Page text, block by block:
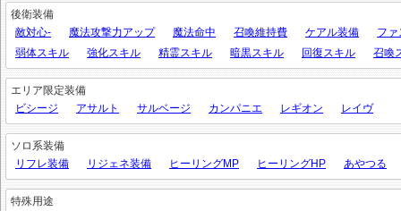
後衛装備
敵対心-
魔法攻撃力アップ 魔法命中 召喚維持費 ケアル装備
フ
弱体スキル
強化スキル 精霊スキル 暗黒スキル 回復スキル 召喚
エリア限定装備
ビシージ
アサルト サルベージ カンパニエ レギオン レイヴ
ソロ系装備
リフレ装備
リジェネ装備 ヒーリングMP ヒーリングHP あやつる
特殊用途